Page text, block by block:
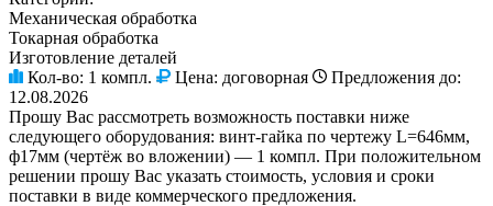
Механическая обработка
Токарная обработка
Изготовление деталей
Кол-во: 1 компл. Цена: договорная
Предложения до:
12.08.2026
Прошу Вас рассмотреть возможность поставки ниже
следующего оборудования: винт-гайка по чертежу L=646мм,
ф17мм (чертёж во вложении) — 1 компл. При положительном
решении прошу Вас указать стоимость, условия и сроки
поставки в виде коммерческого предложения.